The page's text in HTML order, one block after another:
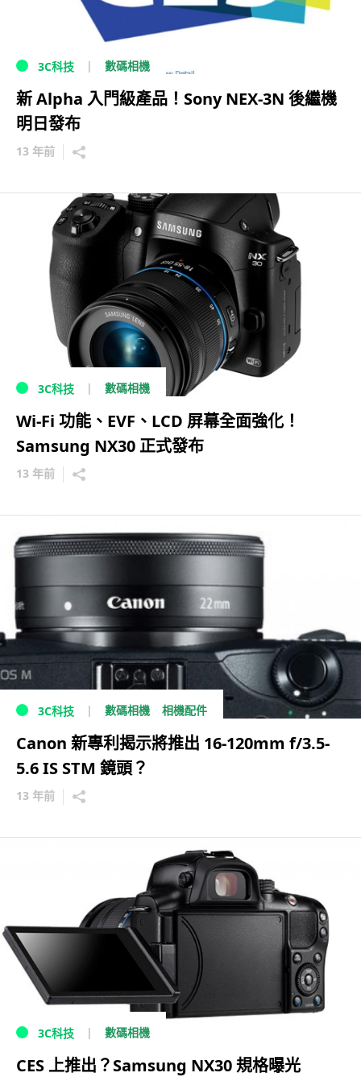
3C科技 數碼相機
新 Alpha 入門級產品！Sony NEX-3N 後繼機
明日發布
13 年前
3C科技 數碼相機
Wi-Fi 功能、EVF、LCD 屏幕全面強化！
Samsung NX30 正式發布
13 年前
3C科技 數碼相機 相機配件
Canon 新專利揭示將推出 16-120mm f/3.5-
5.6 IS STM 鏡頭？
13 年前
3C科技 數碼相機
CES 上推出？Samsung NX30 規格曝光